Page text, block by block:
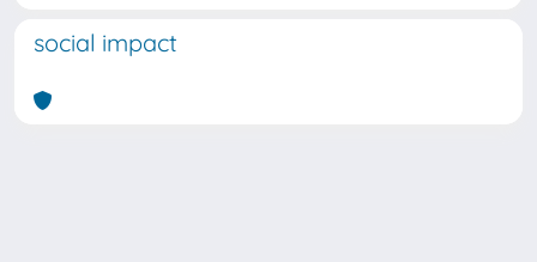
social impact